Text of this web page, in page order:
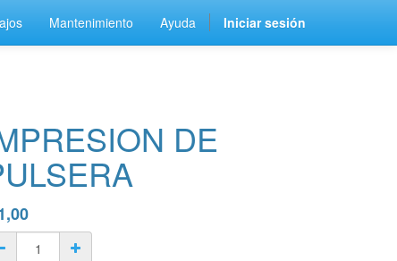
Mantenimiento Ayuda Iniciar sesión
DE